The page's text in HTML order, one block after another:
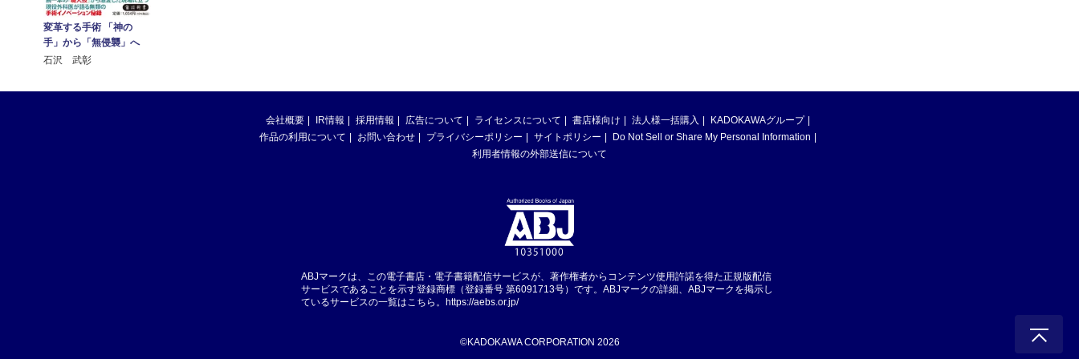
変革する手術 「神の
手」から「無侵襲」へ
石沢 武彰
会社概要 IR情報 採用情報 広告について ライセンスについて 書店様向け 法人様一括購入
KADOKAWAグループ
作品の利用について
お問い合わせ プライバシーポリシー サイトポリシー
Do Not Sell or Share My Personal Information
利用者情報の外部送信について
ABJマークは、この電子書店・電子書籍配信サービスが、著作権者からコンテンツ使用許諾を得た正規版配信
サービスであることを示す登録商標（登録番号 第6091713号）です。ABJマークの詳細、ABJマークを掲示し
ているサービスの一覧はこちら。 https://aebs.or.jp/
©KADOKAWA CORPORATION 2026